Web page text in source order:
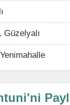
Güzelyalı